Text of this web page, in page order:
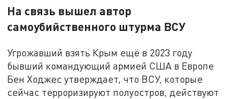
На связь вышел автор
самоубийственного штурма ВСУ
Угрожавший взять Крым ещё в 2023 году
бывший командующий армией США в Европе
Бен Ходжес утверждает, что ВСУ, которые
сейчас терроризируют полуостров, действуют